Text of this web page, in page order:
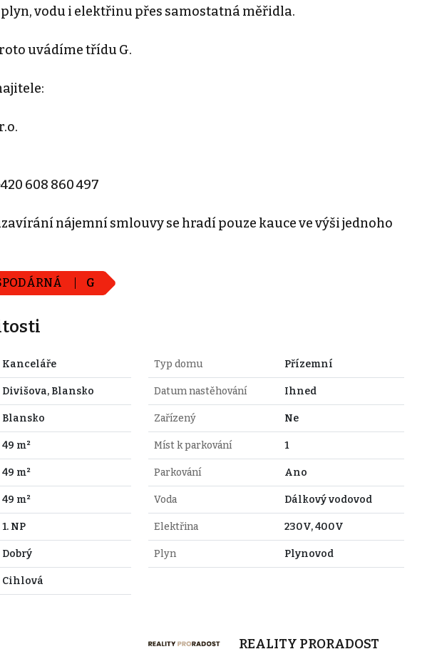
plyn, vodu i elektřinu přes samostatná měřidla.
uvádíme třídu G.
608 860 497
nájemní smlouvy se hradí pouze kauce ve výši jednoho
G
Kanceláře
Divišova, Blansko
Blansko
49 m²
49 m²
49 m²
1. NP
Dobrý
Cihlová
Typ domu Přízemní
Datum nastěhování Ihned
Zařízený Ne
Míst k parkování 1
Parkování Ano
Voda Dálkový vodovod
Elektřina 230V, 400V
Plyn Plynovod
REALITY PRORADOST